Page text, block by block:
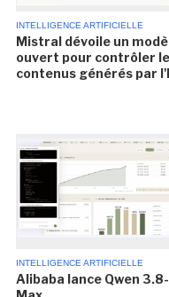
INTELLIGENCE ARTIFICIELLE
Mistral dévoile un
ouvert pour contrôler
contenus générés par
INTELLIGENCE ARTIFICIELLE
Alibaba lance Qwen 3.8-